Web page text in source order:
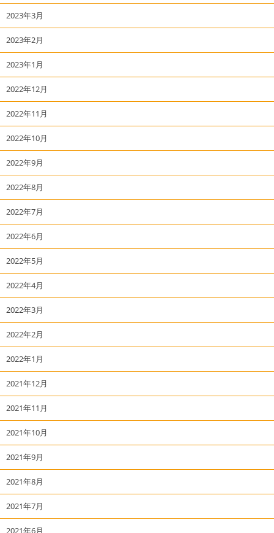
2023年3月
2023年2月
2023年1月
2022年12月
2022年11月
2022年10月
2022年9月
2022年8月
2022年7月
2022年6月
2022年5月
2022年4月
2022年3月
2022年2月
2022年1月
2021年12月
2021年11月
2021年10月
2021年9月
2021年8月
2021年7月
2021年6月